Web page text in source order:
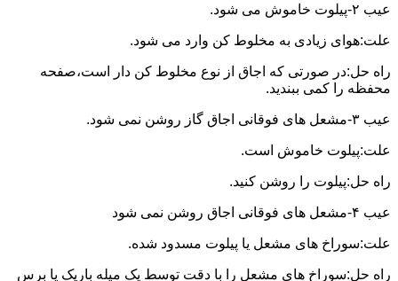
عیب ۲-پیلوت خاموش می شود.
علت:هوای زیادی به مخلوط کن وارد می شود.
راه حل:در صورتی که اجاق از نوع مخلوط کن دار است،صفحه
محفظه را کمی ببندید.
عیب ۳-مشعل های فوقانی اجاق گاز روشن نمی شود.
علت:پیلوت خاموش است.
راه حل:پیلوت را روشن کنید.
عیب ۴-مشعل های فوقانی اجاق روشن نمی شود
علت:سوراخ های مشعل یا پیلوت مسدود شده.
راه حل:سوراخ های مشعل را با دقت توسط یک میله باریک یا برس